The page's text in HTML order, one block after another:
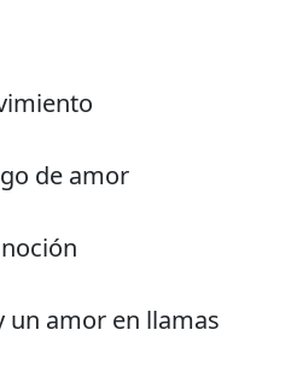
de amor
un amor en llamas